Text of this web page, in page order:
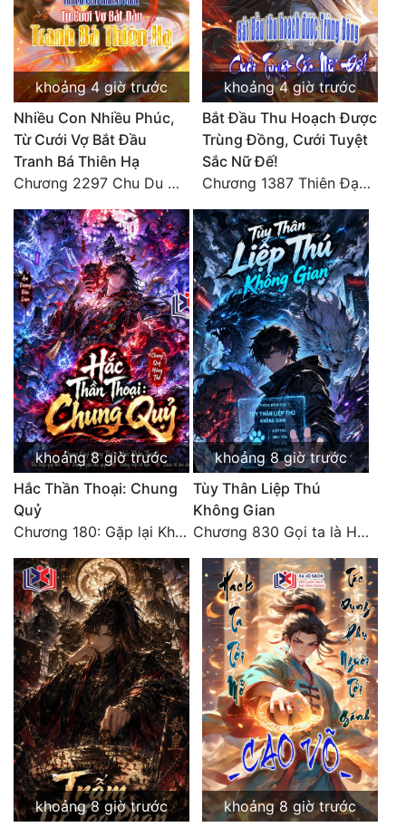
Tu Chân
Tu Tiên
Tội Phạm
Vô Địch
Võ Hiệp
Xuyên Không
Xuyên Nhanh
Xuyên Sách
Xuyên Thư
Điền Văn
Đô Thị
Đông Phương
Đông Phương Huyền Huyễn
Đồng Nhân
Cẩu Đạo Trường Sinh
Ngự Thú
Truyện Nam
Truyện Nữ
Vô Địch Lưu
Xây Dựng Thế Lực
Đam Mỹ
khoảng 4 giờ trước
Nhiều Con Nhiều Phúc,
Từ Cưới Vợ Bắt Đầu
Tranh Bá Thiên Hạ
Chương 2297 Chu Du Du mang thai
khoảng 4 giờ trước
Bắt Đầu Thu Hoạch Được
Trùng Đồng, Cưới Tuyệt
Sắc Nữ Đế!
Chương 1387 Thiên Đạo đắc ý
khoảng 8 giờ trước
Hắc Thần Thoại: Chung
Quỷ
Chương 180: Gặp lại Khiên Nguyên Phượng
khoảng 8 giờ trước
Tùy Thân Liệp Thú
Không Gian
Chương 830 Gọi ta là Hòa Sa
khoảng 8 giờ trước
khoảng 8 giờ trước